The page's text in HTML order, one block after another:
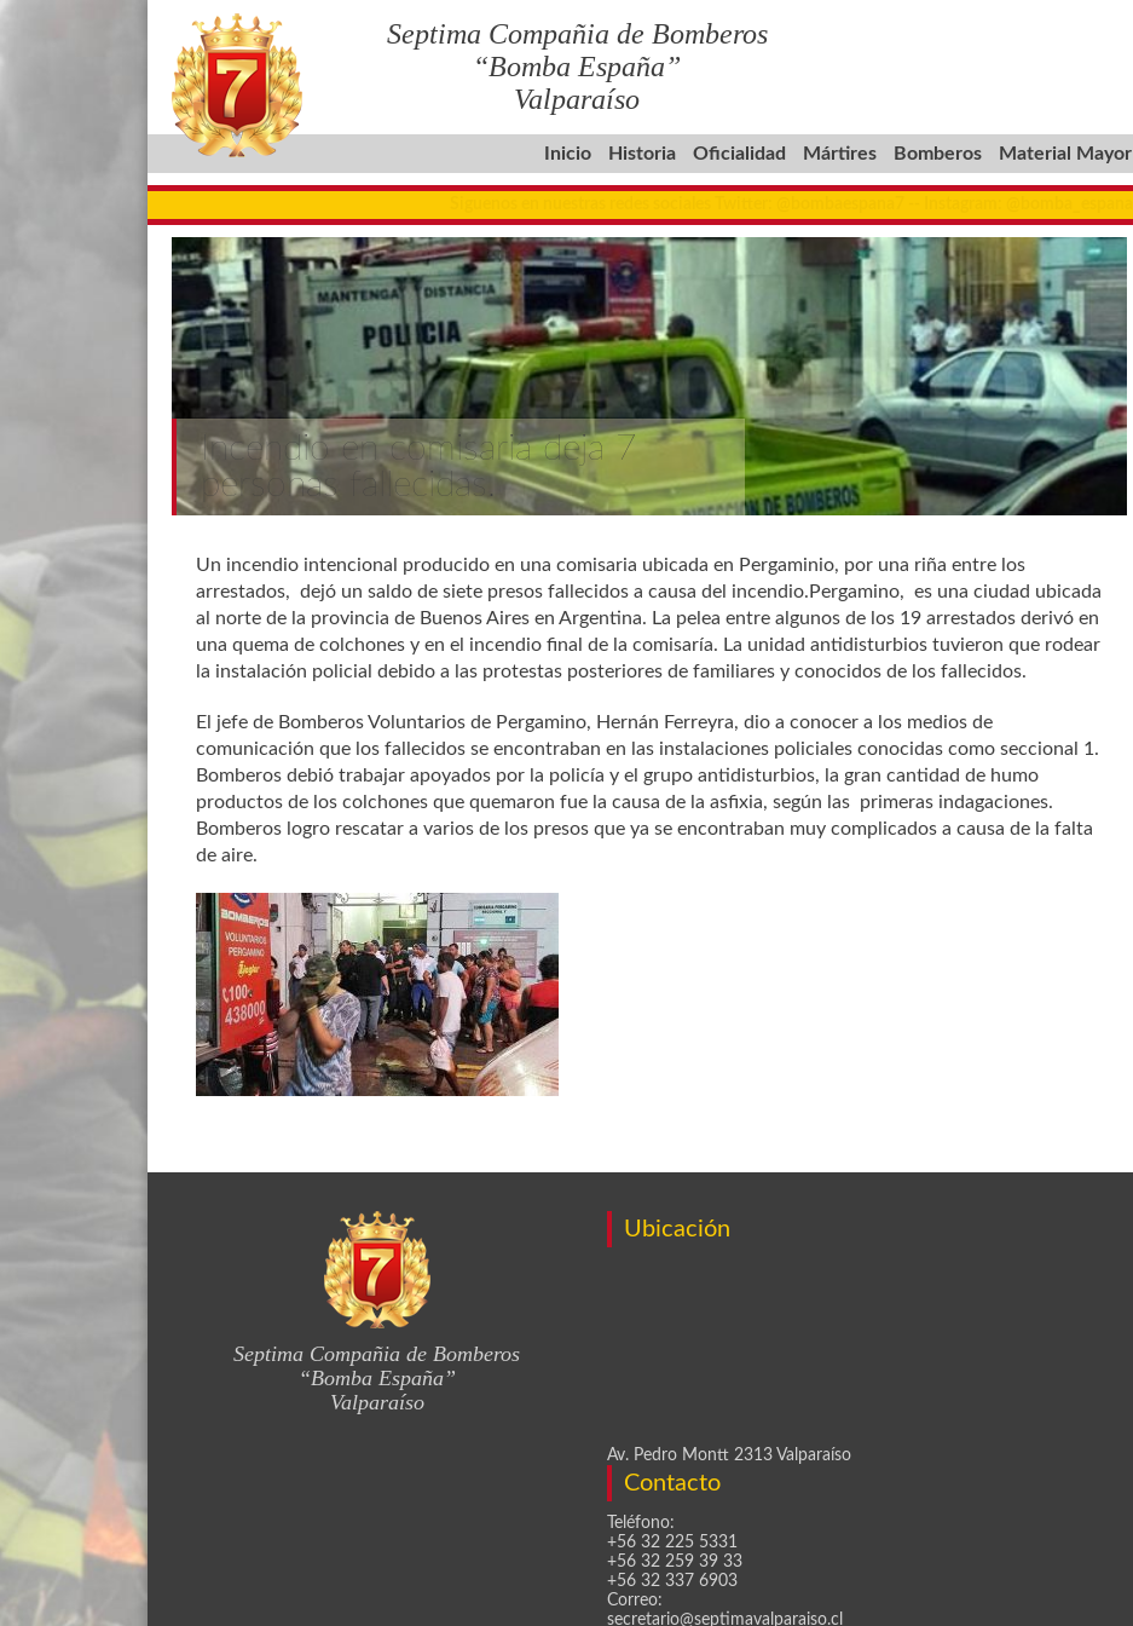
Septima Compañia de Bomberos
“Bomba España”
Valparaíso
Inicio Historia Oficialidad Mártires Bomberos Material Mayor
Incendio en comisaria deja 7
personas fallecidas.
Un incendio intencional producido en una comisaria ubicada en Pergaminio, por una riña entre los
arrestados, dejó un saldo de siete presos fallecidos a causa del incendio.Pergamino, es una ciudad ubicada
al norte de la provincia de Buenos Aires en Argentina. La pelea entre algunos de los 19 arrestados derivó en
una quema de colchones y en el incendio final de la comisaría. La unidad antidisturbios tuvieron que rodear
la instalación policial debido a las protestas posteriores de familiares y conocidos de los fallecidos.
El jefe de Bomberos Voluntarios de Pergamino, Hernán Ferreyra, dio a conocer a los medios de
comunicación que los fallecidos se encontraban en las instalaciones policiales conocidas como seccional 1.
Bomberos debió trabajar apoyados por la policía y el grupo antidisturbios, la gran cantidad de humo
productos de los colchones que quemaron fue la causa de la asfixia, según las primeras indagaciones.
Bomberos logro rescatar a varios de los presos que ya se encontraban muy complicados a causa de la falta
de aire.
Septima Compañia de Bomberos
“Bomba España”
Valparaíso
Ubicación
Av. Pedro Montt 2313 Valparaíso
Contacto
Teléfono:
+56 32 225 5331
+56 32 259 39 33
+56 32 337 6903
Correo:
secretario@septimavalparaiso.cl